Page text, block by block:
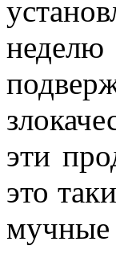
эти
это
мучные